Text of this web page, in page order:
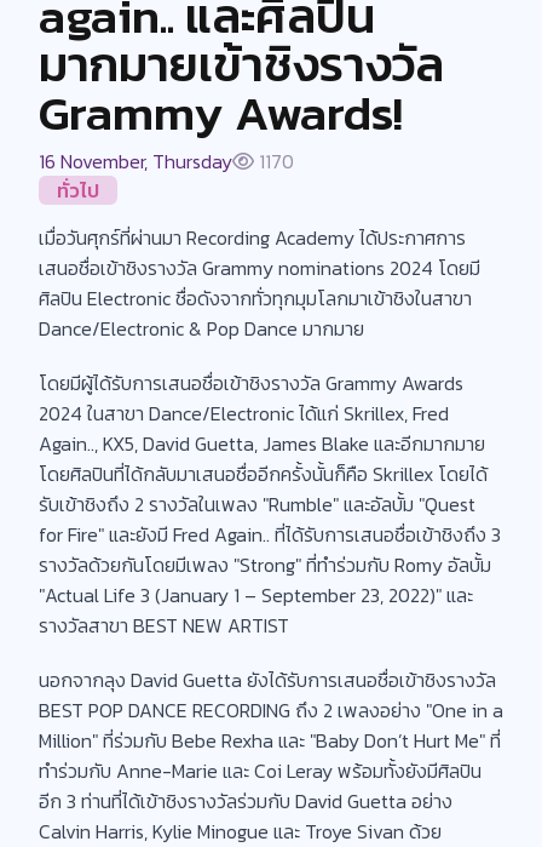
again.. และศิลปิน
มากมายเข้าชิงรางวัล
Grammy Awards!
16 November, Thursday
1170
ทั่วไป
เมื่อวันศุกร์ที่ผ่านมา Recording Academy ได้ประกาศการ
เสนอชื่อเข้าชิงรางวัล Grammy nominations 2024 โดยมี
ศิลปิน Electronic ชื่อดังจากทั่วทุกมุมโลกมาเข้าชิงในสาขา
Dance/Electronic & Pop Dance มากมาย
โดยมีผู้ได้รับการเสนอชื่อเข้าชิงรางวัล Grammy Awards
2024 ในสาขา Dance/Electronic ได้แก่ Skrillex, Fred
Again.., KX5, David Guetta, James Blake และอีกมากมาย
โดยศิลปินที่ได้กลับมาเสนอชื่ออีกครั้งนั้นก็คือ Skrillex โดยได้
รับเข้าชิงถึง 2 รางวัลในเพลง "Rumble" และอัลบั้ม "Quest
for Fire" และยังมี Fred Again.. ที่ได้รับการเสนอชื่อเข้าชิงถึง 3
รางวัลด้วยกันโดยมีเพลง "Strong" ที่ทำร่วมกับ Romy อัลบั้ม
"Actual Life 3 (January 1 – September 23, 2022)" และ
รางวัลสาขา BEST NEW ARTIST
นอกจากลุง David Guetta ยังได้รับการเสนอชื่อเข้าชิงรางวัล
BEST POP DANCE RECORDING ถึง 2 เพลงอย่าง "One in a
Million" ที่ร่วมกับ Bebe Rexha และ "Baby Don’t Hurt Me" ที่
ทำร่วมกับ Anne-Marie และ Coi Leray พร้อมทั้งยังมีศิลปิน
อีก 3 ท่านที่ได้เข้าชิงรางวัลร่วมกับ David Guetta อย่าง
Calvin Harris, Kylie Minogue และ Troye Sivan ด้วย